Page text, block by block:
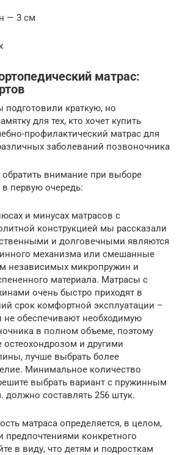
— 3 см
матрас:
подготовили краткую, но
для тех, кто хочет купить
профилактический матрас для
заболеваний позвоночника
обратить внимание при выборе
первую очередь:
и минусах матрасов с
конструкцией мы рассказали
и долговечными являются
механизма или смешанные
независимых микропружин и
материала. Матрасы с
очень быстро приходят в
срок комфортной эксплуатации –
не обеспечивают необходимую
в полном объеме, поэтому
остеохондрозом и другими
лучше выбрать более
Минимальное количество
выбрать вариант с пружинным
должно составлять 256 штук.
матраса определяется, в целом,
конкретного
в виду, что детям и подросткам